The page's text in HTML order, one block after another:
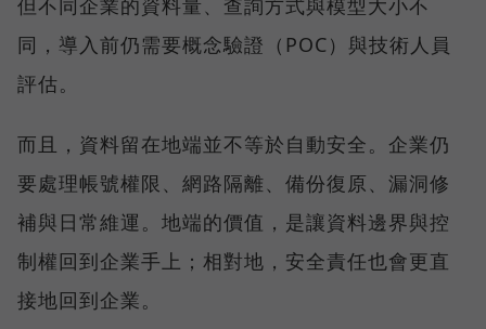
但不同企業的資料量、查詢方式與模型大小不
同，導入前仍需要概念驗證（POC）與技術人員
評估。
而且，資料留在地端並不等於自動安全。企業仍
要處理帳號權限、網路隔離、備份復原、漏洞修
補與日常維運。地端的價值，是讓資料邊界與控
制權回到企業手上；相對地，安全責任也會更直
接地回到企業。